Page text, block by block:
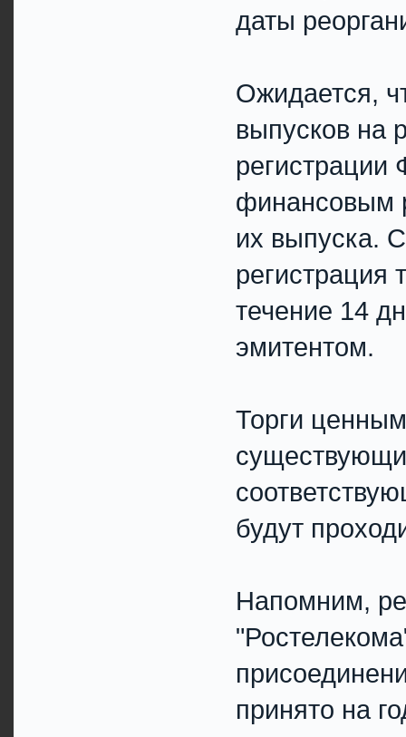
даты
Ожидается,
выпусков на
регистрации
финансовым
их выпуска.
регистрация
течение 14
эмитентом.
Торги
будут
Напомним,
принято на